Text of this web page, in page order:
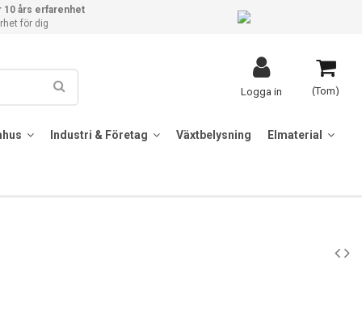
10 års erfarenhet
för dig
(Tom)
Logga in
Industri & Företag Växtbelysning Elmaterial